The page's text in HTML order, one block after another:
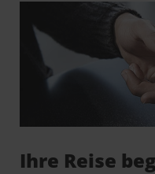
Ihre Reise